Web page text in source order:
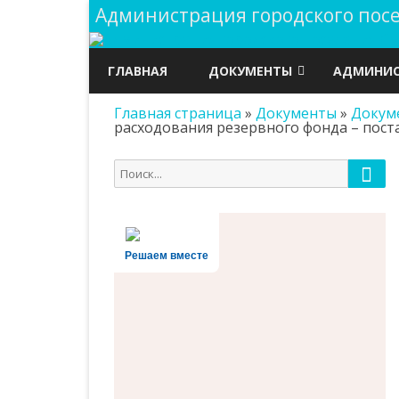
Администрация городского
ГЛАВНАЯ ДОКУМЕНТЫ
ГРАДОСТРОИТЕЛЬСТВО
ОБЩАЯ
РЕЕСТРЫ
Главная страница » Документы »
расходования резервного фонда –
Поиск
для:
Решаем вместе